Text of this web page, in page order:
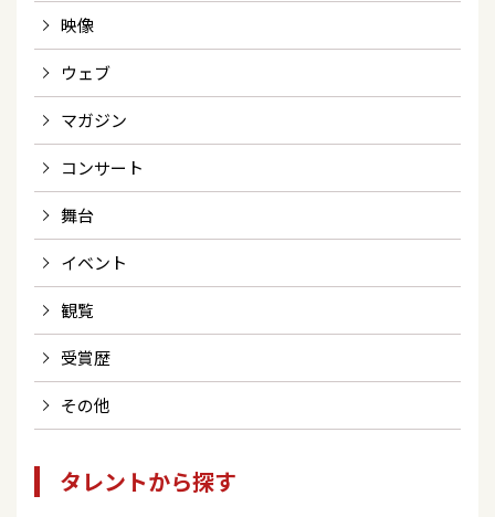
映像
ウェブ
マガジン
コンサート
舞台
イベント
観覧
受賞歴
その他
タレントから探す